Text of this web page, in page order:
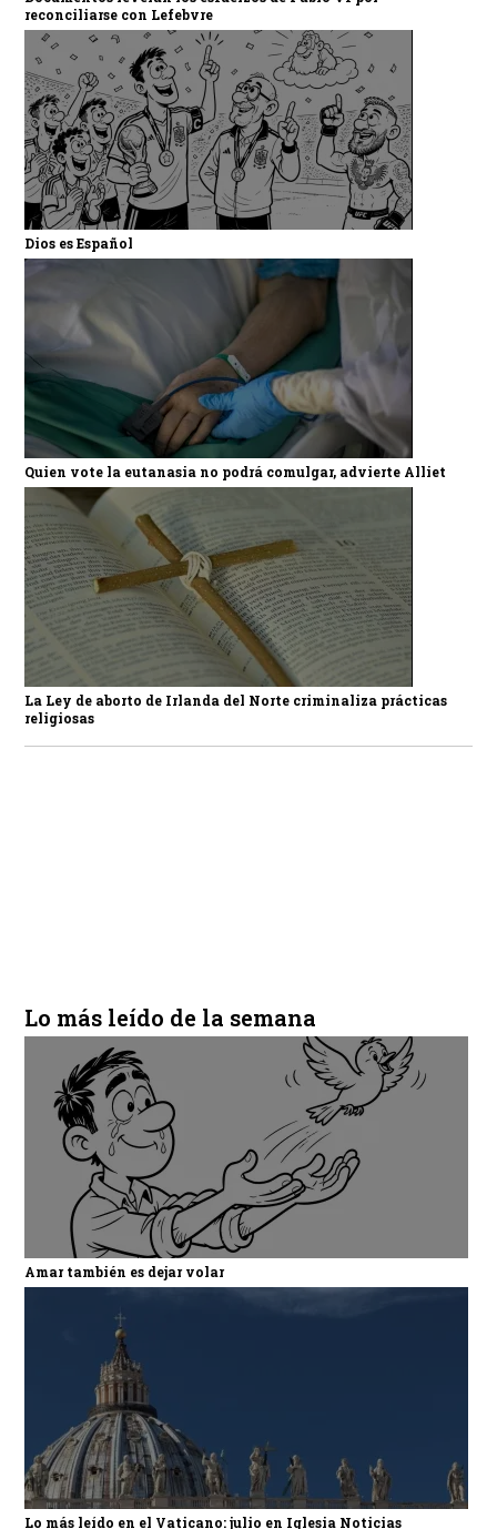
reconciliarse con Lefebvre
Dios es Español
Quien vote la eutanasia no podrá comulgar, advierte Alliet
La Ley de aborto de Irlanda del Norte criminaliza prácticas
religiosas
Lo más leído de la semana
Amar también es dejar volar
Lo más leído en el Vaticano: julio en Iglesia Noticias